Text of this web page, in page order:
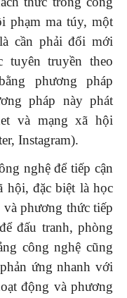
phạm ma túy, một
cần phải đổi mới
truyền theo
phương pháp
pháp này phát
và mạng xã hội
Instagram).
nghệ để tiếp cận
hội, đặc biệt là học
phương thức tiếp
đấu tranh, phòng
công nghệ cũng
ứng nhanh với
động và phương